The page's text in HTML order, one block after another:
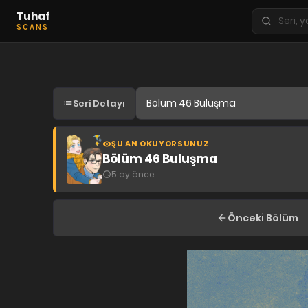
Tuhaf
SCANS
Seri
ara
Trend Seriler
Tamamlanan Seriler
Planlanan Seriler
Ekibe Katıl
Tüm Türler
Seri Detayı
ŞU AN OKUYORSUNUZ
Bölüm 46 Buluşma
5 ay önce
Önceki Bölüm